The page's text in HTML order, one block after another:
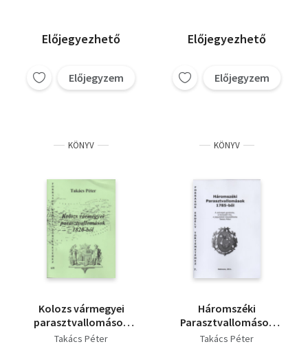
Előjegyezhető
Előjegyzem
Előjegyezhető
Előjegyzem
KÖNYV
Kolozs vármegyei
parasztvallomások
1820-ból II.
Takács Péter
KÖNYV
Háromszéki
Parasztvallomások
1785-ből
Takács Péter